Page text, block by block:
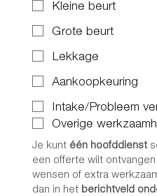
Kleine beurt
Grote beurt
Lekkage
Aankoopkeuring
Intake/Probleem
Overige
Je kunt één hoofddienst
een offerte wilt
wensen of extra
dan in het berichtveld